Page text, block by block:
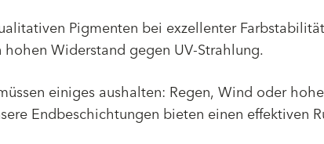
Pigmenten bei exzellenter
Widerstand gegen UV-Strahlung.
einiges aushalten: Regen, Wind oder hohe
Endbeschichtungen bieten einen effektiven